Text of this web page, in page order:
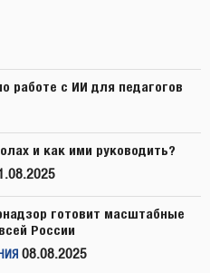
работе с ИИ для педагогов
и как ими руководить?
готовит масштабные
России
08.08.2025